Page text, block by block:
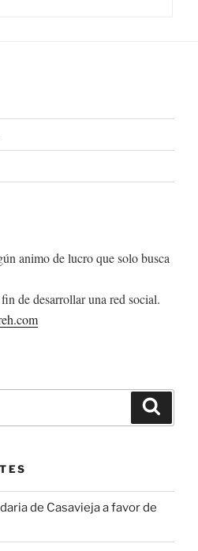
animo de lucro que solo busca
de desarrollar una red social.
de Casavieja a favor de